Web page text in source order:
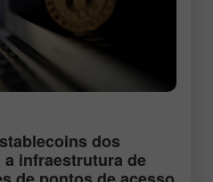
Novak Jakub
dos
infraestrutura de